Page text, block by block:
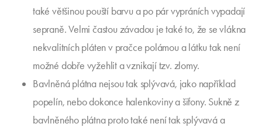
také většinou pouští barvu a po pár vypráních vypadají
sepraně. Velmi častou závadou je také to, že se vlákna
nekvalitních pláten v pračce polámou a látku tak není
možné dobře vyžehlit a vznikají tzv. zlomy.
Bavlněná plátna nejsou tak splývavá, jako například
popelín, nebo dokonce halenkoviny a šifony. Sukně z
bavlněného plátna proto také není tak splývavá a